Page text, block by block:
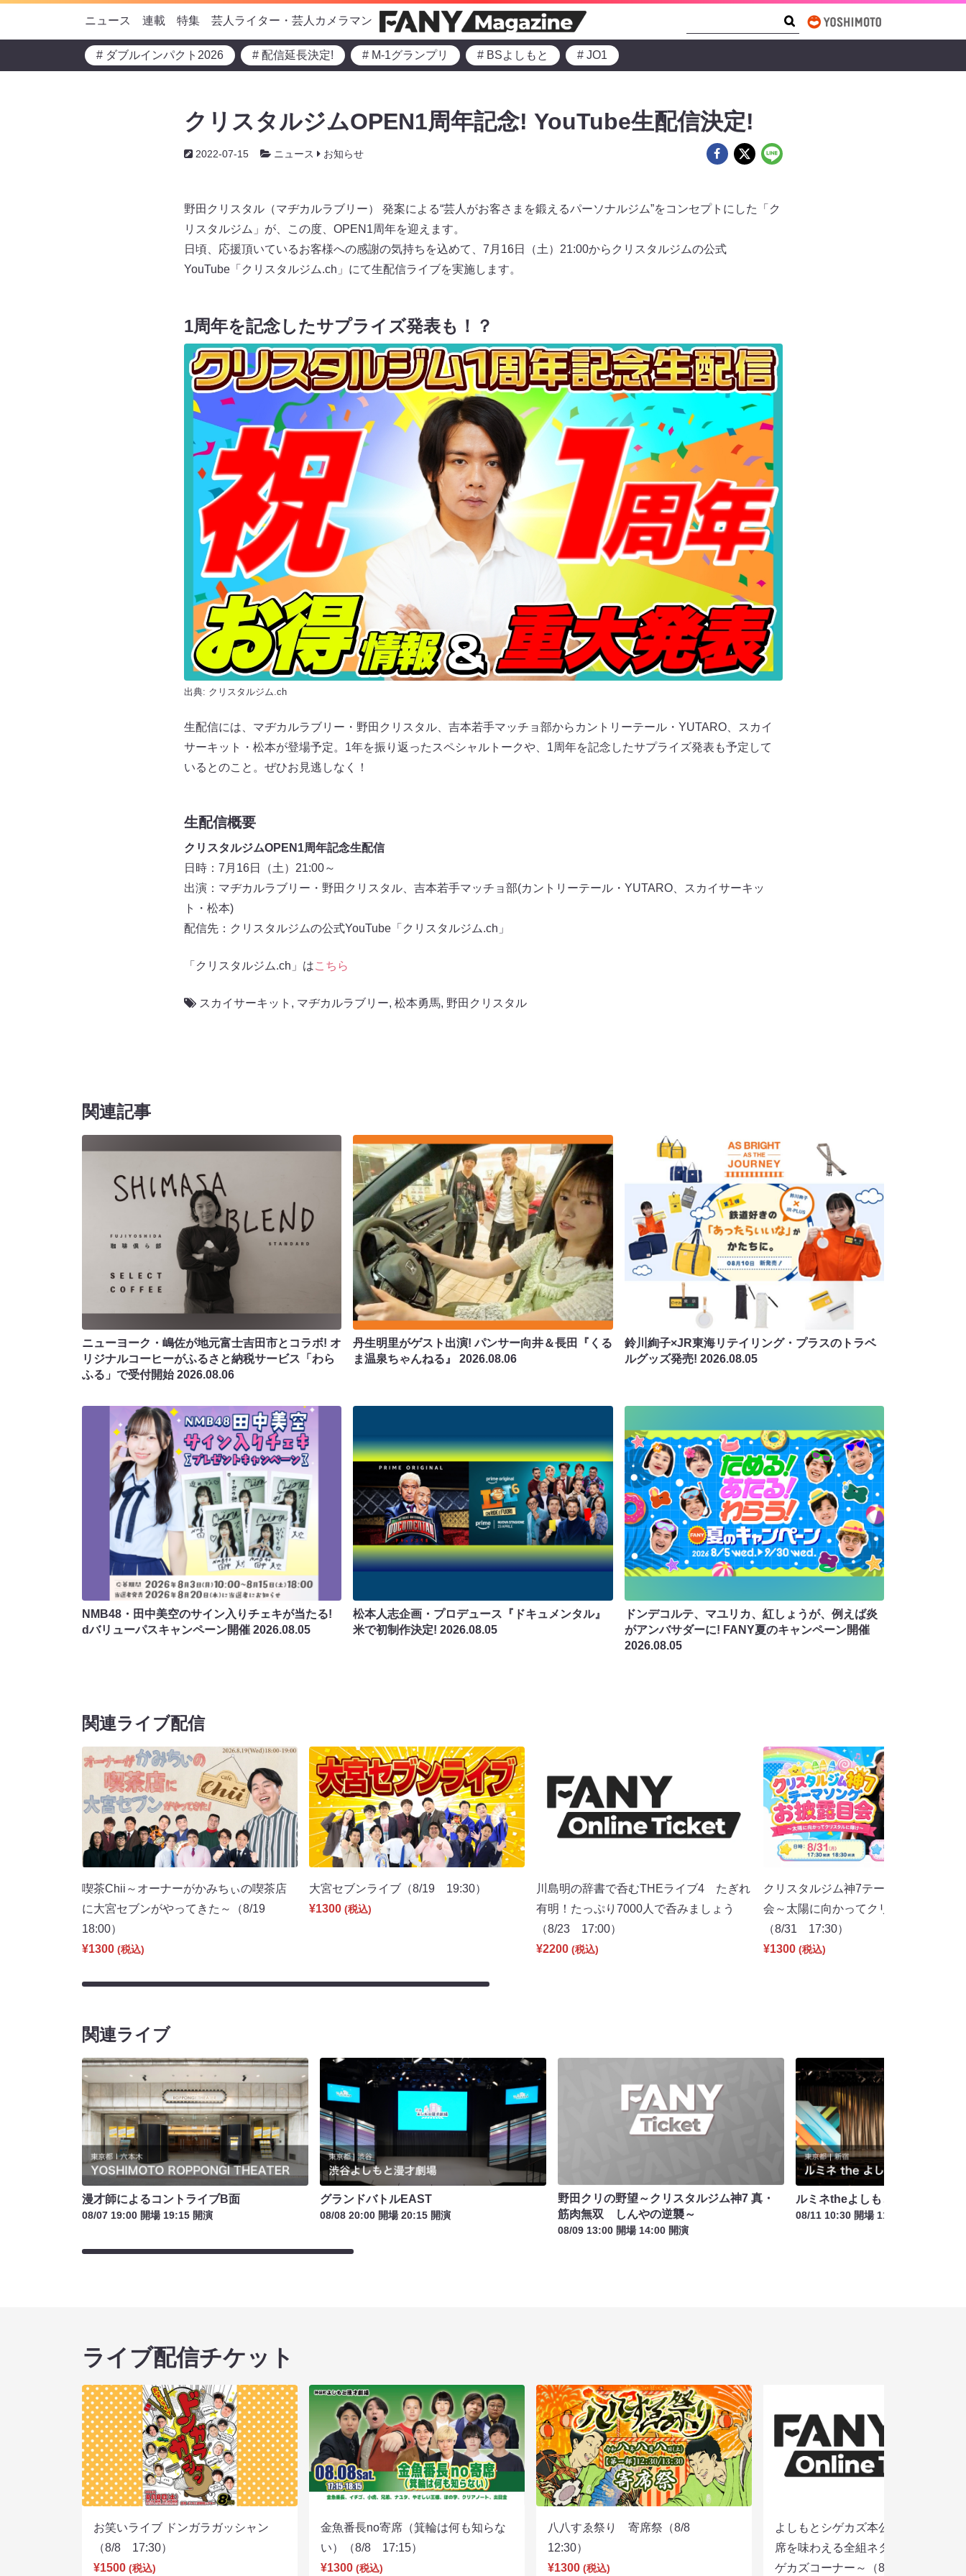
ニュース 連載 特集 芸人ライター・芸人カメラマン
# ダブルインパクト2026 # 配信延長決定! # M-1グランプリ # BSよしもと # JO1
クリスタルジムOPEN1周年記念! YouTube生配信決定!
2022-07-15 ニュース お知らせ
野田クリスタル（マヂカルラブリー） 発案による“芸人がお客さまを鍛えるパーソナルジム”をコンセプトにした「ク
リスタルジム」が、この度、OPEN1周年を迎えます。
日頃、応援頂いているお客様への感謝の気持ちを込めて、7月16日（土）21:00からクリスタルジムの公式
YouTube「クリスタルジム.ch」にて生配信ライブを実施します。
1周年を記念したサプライズ発表も！？
出典: クリスタルジム.ch
生配信には、マヂカルラブリー・野田クリスタル、吉本若手マッチョ部からカントリーテール・YUTARO、スカイ
サーキット・松本が登場予定。1年を振り返ったスペシャルトークや、1周年を記念したサプライズ発表も予定して
いるとのこと。ぜひお見逃しなく！
生配信概要
クリスタルジムOPEN1周年記念生配信
日時：7月16日（土）21:00～
出演：マヂカルラブリー・野田クリスタル、吉本若手マッチョ部(カントリーテール・YUTARO、スカイサーキッ
ト・松本)
配信先：クリスタルジムの公式YouTube「クリスタルジム.ch」
「クリスタルジム.ch」はこちら
スカイサーキット , マヂカルラブリー, 松本勇馬, 野田クリスタル
関連記事
ニューヨーク・嶋佐が地元富士吉田市とコラボ! オ
リジナルコーヒーがふるさと納税サービス「わら
ふる」で受付開始2026.08.06
丹生明里がゲスト出演! パンサー向井＆長田『くる
ま温泉ちゃんねる』2026.08.06
鈴川絢子×JR東海リテイリング・プラスのトラベ
ルグッズ発売! 2026.08.05
NMB48・田中美空のサイン入りチェキが当たる!
dバリューパスキャンペーン開催 2026.08.05
松本人志企画・プロデュース『ドキュメンタル』
米で初制作決定!2026.08.05
ドンデコルテ、マユリカ、紅しょうが、例えば炎
がアンバサダーに! FANY夏のキャンペーン開催
2026.08.05
関連ライブ配信
喫茶Chii～オーナーがかみちぃの喫茶店
に大宮セブンがやってきた～（8/19
18:00）
¥1300 (税込)
大宮セブンライブ（8/19 19:30）
¥1300 (税込)
川島明の辞書で呑むTHEライブ4 たぎれ
有明！たっぷり7000人で呑みましょう
（8/23 17:00）
¥2200 (税込)
クリスタルジム神7テーマソングお披
会～太陽に向かってクリスタルに輝け
（8/31 17:30）
¥1300 (税込)
関連ライブ
漫才師によるコントライブB面
08/07 19:00 開場 19:15 開演
グランドバトルEAST
08/08 20:00 開場 20:15 開演
野田クリの野望～クリスタルジム神7 真・
筋肉無双 しんやの逆襲～
08/09 13:00 開場 14:00 開演
ルミネtheよしもと お盆特別興行
08/11 10:30 開場 11:00 開演
ライブ配信チケット
お笑いライブ ドンガラガッシャン
（8/8 17:30）
¥1500 (税込)
金魚番長no寄席（箕輪は何も知らな
い）（8/8 17:15）
¥1300 (税込)
八八すゑ祭り 寄席祭（8/8
12:30）
¥1300 (税込)
よしもとシゲカズ本公演～本気の寄
席を味わえる全組ネタと大阪名物シ
ゲカズコーナー～（8/8 13:30）